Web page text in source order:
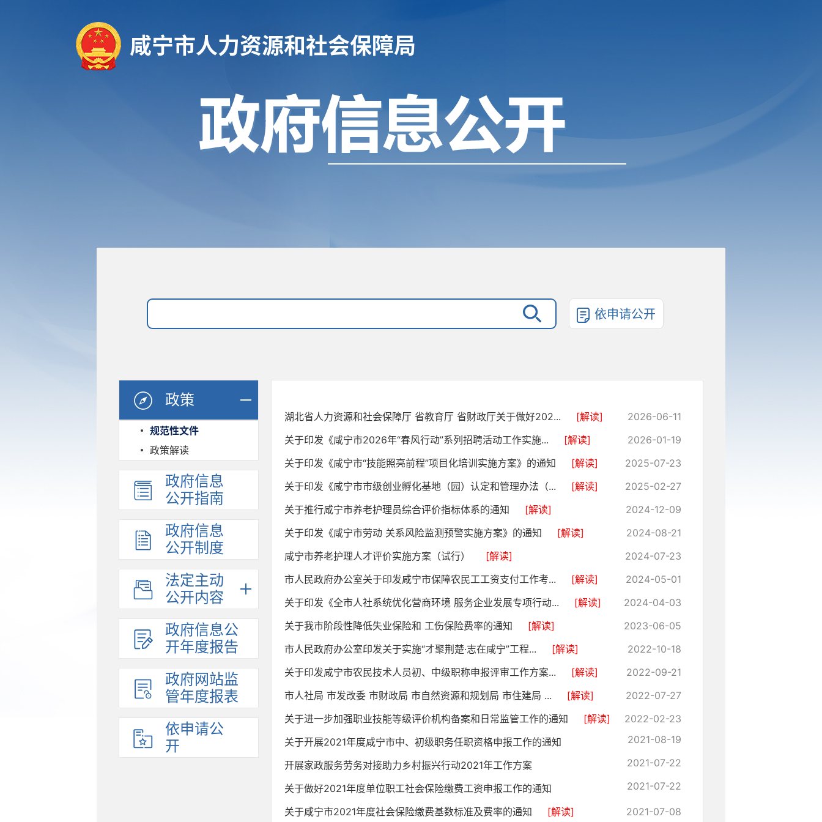
咸宁市人力资源和社会保障局
依申请公开
政策
规范性文件
政策解读
政府信息
公开指南
政府信息
公开制度
法定主动
公开内容
政府信息公
开年度报告
政府网站监
管年度报表
依申请公
开
湖北省人力资源和社会保障厅 省教育厅 省财政厅关于做好202... [解读]
2026-06-11
关于印发《咸宁市2026年“春风行动”系列招聘活动工作实施...
[解读]
2026-01-19
关于印发《咸宁市“技能照亮前程”项目化培训实施方案》的通知
[解读]
2025-07-23
关于印发《咸宁市市级创业孵化基地（园）认定和管理办法（...
[解读]
2025-02-27
关于推行咸宁市养老护理员综合评价指标体系的通知
[解读]
2024-12-09
关于印发《咸宁市劳动 关系风险监测预警实施方案》的通知
[解读]
2024-08-21
咸宁市养老护理人才评价实施方案（试行）
[解读]
2024-07-23
市人民政府办公室关于印发咸宁市保障农民工工资支付工作考...
[解读]
2024-05-01
关于印发《全市人社系统优化营商环境 服务企业发展专项行动...
[解读]
2024-04-03
关于我市阶段性降低失业保险和 工伤保险费率的通知
[解读]
2023-06-05
市人民政府办公室印发关于实施“才聚荆楚·志在咸宁”工程...
[解读]
2022-10-18
关于印发咸宁市农民技术人员初、中级职称申报评审工作方案...
[解读]
2022-09-21
市人社局 市发改委 市财政局 市自然资源和规划局 市住建局 ...
[解读]
2022-07-27
关于进一步加强职业技能等级评价机构备案和日常监管工作的通知
[解读]
2022-02-23
关于开展2021年度咸宁市中、初级职务任职资格申报工作的通知
2021-08-19
开展家政服务劳务对接助力乡村振兴行动2021年工作方案 2021-07-22
关于做好2021年度单位职工社会保险缴费工资申报工作的通知 2021-07-22
关于咸宁市2021年度社会保险缴费基数标准及费率的通知 [解读] 2021-07-08